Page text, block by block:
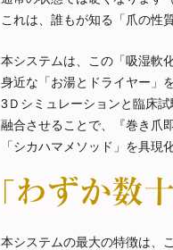
これは、誰もが知る「爪の性
本システムは、この「吸湿軟
身近な「お湯とドライヤー」
3Ｄシミュレーションと臨床
融合させることで、『巻き爪
「シカハマメソッド」を具現
本システムの最大の特徴は、